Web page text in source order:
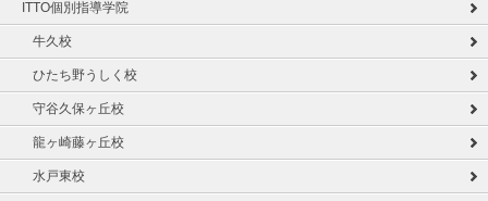
ITTO個別指導学院
牛久校
ひたち野うしく校
守谷久保ヶ丘校
龍ヶ崎藤ヶ丘校
水戸東校